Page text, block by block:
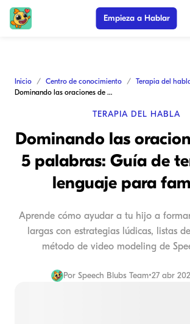
Empieza a Hablar
Inicio Centro de conocimiento
Terapia del
Dominando las oraciones de 4 a 5 palabras: Guía de terapia de lenguaje para familias
TERAPIA DEL HABLA
Dominando las
5 palabras: Guía de
lenguaje para
Aprende cómo ayudar a tu hijo a
largas con estrategias lúdicas, listas
método de video modeling de
Por Speech Blubs Team•27 abr